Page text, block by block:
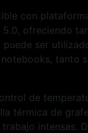
con
ofreciendo
ser
tanto
de
térmica de
intensas.